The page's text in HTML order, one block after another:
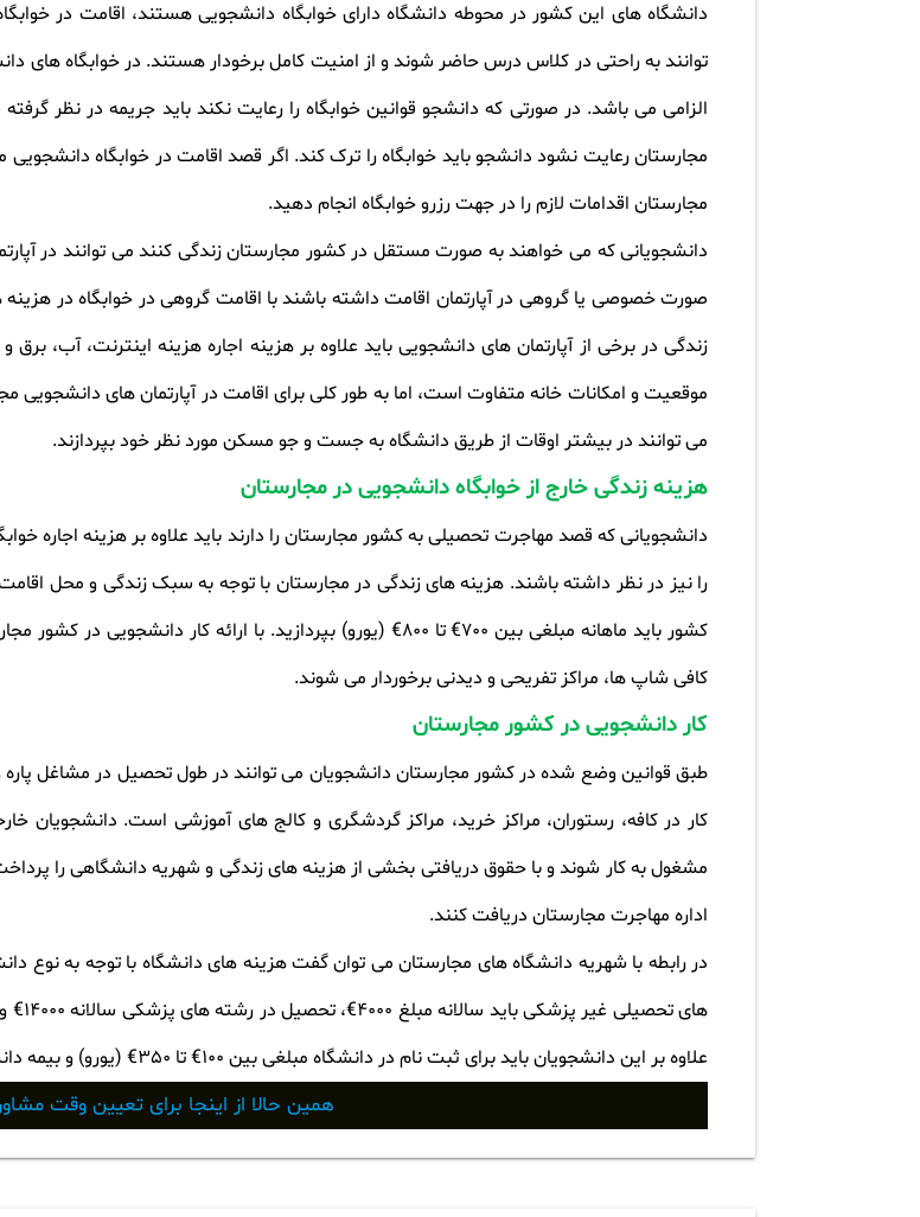
دانشگاه های این کشور در محوطه دانشگاه دارای خوابگاه دانشجویی هستند، اقامت در
توانند به راحتی در کلاس درس حاضر شوند و از امنیت کامل برخودار هستند. در خوابگاه
الزامی می باشد. در صورتی که دانشجو قوانین خوابگاه را رعایت نکند باید جریمه در نظر
مجارستان رعایت نشود دانشجو باید خوابگاه را ترک کند. اگر قصد اقامت در خوابگاه دانشجویی
مجارستان اقدامات لازم را در جهت رزرو خوابگاه انجام دهید.
دانشجویانی که می خواهند به صورت مستقل در کشور مجارستان زندگی کنند می توانند در
صورت خصوصی یا گروهی در آپارتمان اقامت داشته باشند با اقامت گروهی در خوابگاه در
زندگی در برخی از آپارتمان های دانشجویی باید علاوه بر هزینه اجاره هزینه اینترنت، آب، برق
می توانند در بیشتر اوقات از طریق دانشگاه به جست و جو مسکن مورد نظر خود بپردازند.
هزینه زندگی خارج از خوابگاه دانشجویی در مجارستان
دانشجویانی که قصد مهاجرت تحصیلی به کشور مجارستان را دارند باید علاوه بر هزینه اجاره
را نیز در نظر داشته باشند. هزینه های زندگی در مجارستان با توجه به سبک زندگی و محل
کشور باید ماهانه مبلغی بین 700€ تا 800€ (یورو) بپردازید. با ارائه
کافی شاپ ها، مراکز تفریحی و دیدنی برخوردار می شوند.
کار دانشجویی در کشور مجارستان
طبق قوانین وضع شده در کشور مجارستان دانشجویان می توانند در طول تحصیل در مشاغل
مشغول به کار شوند و با حقوق دریافتی بخشی از هزینه های زندگی و شهریه دانشگاهی را
اداره مهاجرت مجارستان دریافت کنند.
در رابطه با شهریه دانشگاه های مجارستان می توان گفت هزینه های دانشگاه با توجه به
علاوه بر این دانشجویان باید برای ثبت نام در دانشگاه مبلغی بین 100€ تا 350€ (یورو) و بیمه دانشجویی سالانه مبلغ 100$ (دلار) پرداخته شود
همین حالا از اینجا برای تعیین وقت